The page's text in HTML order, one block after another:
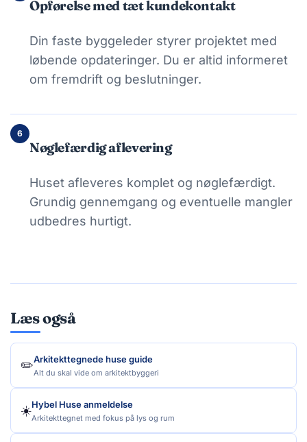
Opførelse med tæt kundekontakt
Din faste byggeleder styrer projektet med
løbende opdateringer. Du er altid informeret
om fremdrift og beslutninger.
6
Nøglefærdig aflevering
Huset afleveres komplet og nøglefærdigt.
Grundig gennemgang og eventuelle mangler
udbedres hurtigt.
Læs også
✏️Arkitekttegnede huse guide
Alt du skal vide om arkitektbyggeri
☀️Hybel Huse anmeldelse
Arkitekttegnet med fokus på lys og rum